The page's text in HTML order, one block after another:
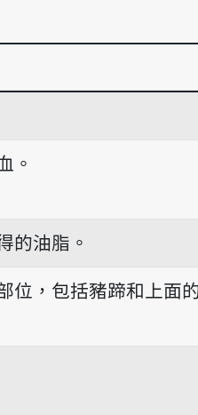
。
的油脂。
位，包括豬蹄和上面